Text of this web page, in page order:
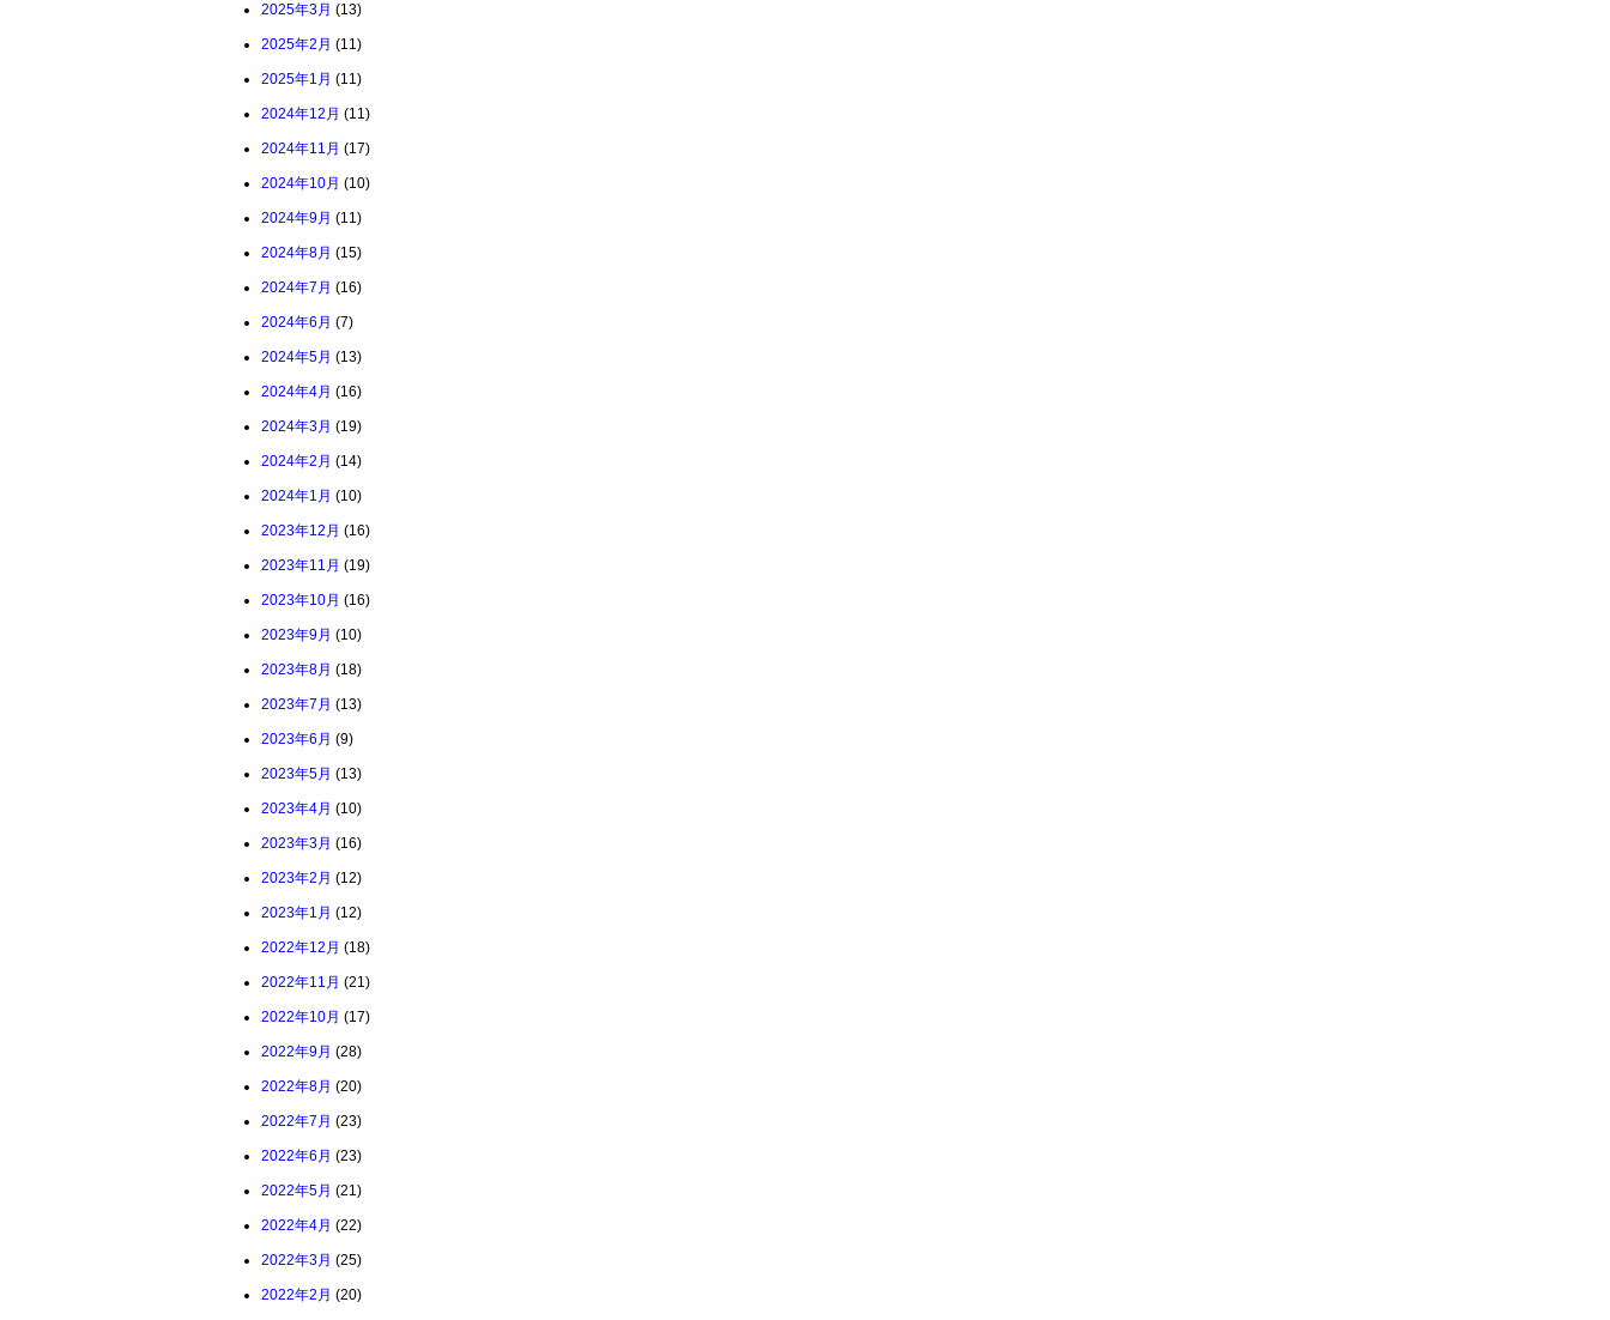
2025年3月 (13)
2025年2月 (11)
2025年1月 (11)
2024年12月 (11)
2024年11月 (17)
2024年10月 (10)
2024年9月 (11)
2024年8月 (15)
2024年7月 (16)
2024年6月 (7)
2024年5月 (13)
2024年4月 (16)
2024年3月 (19)
2024年2月 (14)
2024年1月 (10)
2023年12月 (16)
2023年11月 (19)
2023年10月 (16)
2023年9月 (10)
2023年8月 (18)
2023年7月 (13)
2023年6月 (9)
2023年5月 (13)
2023年4月 (10)
2023年3月 (16)
2023年2月 (12)
2023年1月 (12)
2022年12月 (18)
2022年11月 (21)
2022年10月 (17)
2022年9月 (28)
2022年8月 (20)
2022年7月 (23)
2022年6月 (23)
2022年5月 (21)
2022年4月 (22)
2022年3月 (25)
2022年2月 (20)